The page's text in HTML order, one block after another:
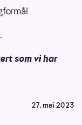
som vi har
27. mai 2023